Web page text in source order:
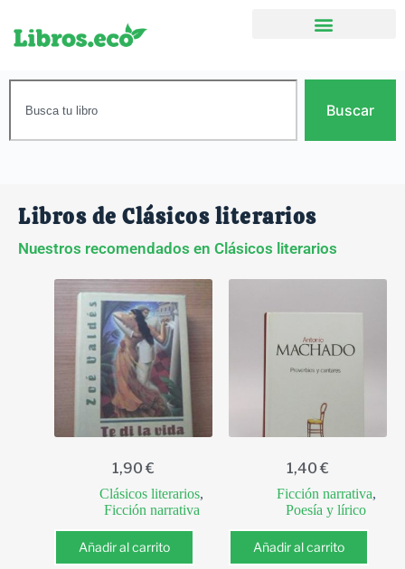
Buscar
Libros de Clásicos literarios
Nuestros recomendados en Clásicos literarios
1,90 €
Clásicos literarios,
Ficción narrativa
Añadir al carrito
1,40 €
Ficción narrativa,
Poesía y lírico
Añadir al carrito